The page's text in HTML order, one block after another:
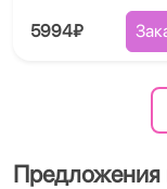
5994₽
Предложения